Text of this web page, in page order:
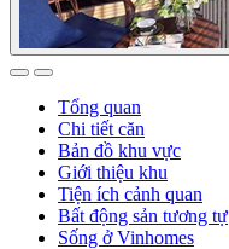
Tổng quan
Chi tiết căn
Bản đồ khu vực
Giới thiệu khu
Tiện ích cảnh quan
Bất động sản tương tự
Sống ở Vinhomes